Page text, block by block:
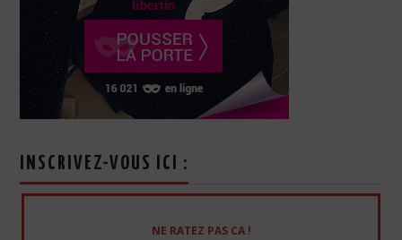
INSCRIVEZ-VOUS ICI :
NE RATEZ PAS CA !